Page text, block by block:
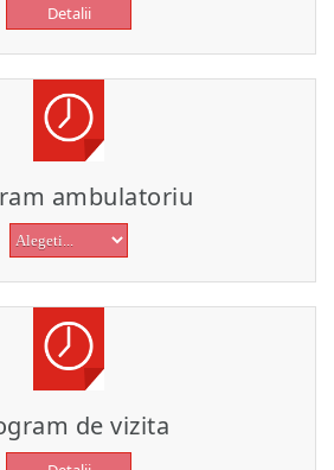
Detalii
ambulatoriu
de vizita